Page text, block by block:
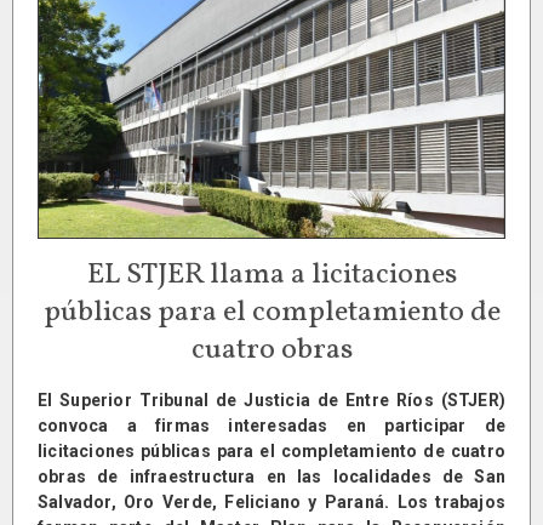
EL STJER llama a licitaciones
públicas para el completamiento de
cuatro obras
El Superior Tribunal de Justicia de Entre Ríos (STJER)
convoca a firmas interesadas en participar de
licitaciones públicas para el completamiento de cuatro
obras de infraestructura en las localidades de San
Salvador, Oro Verde, Feliciano y Paraná. Los trabajos